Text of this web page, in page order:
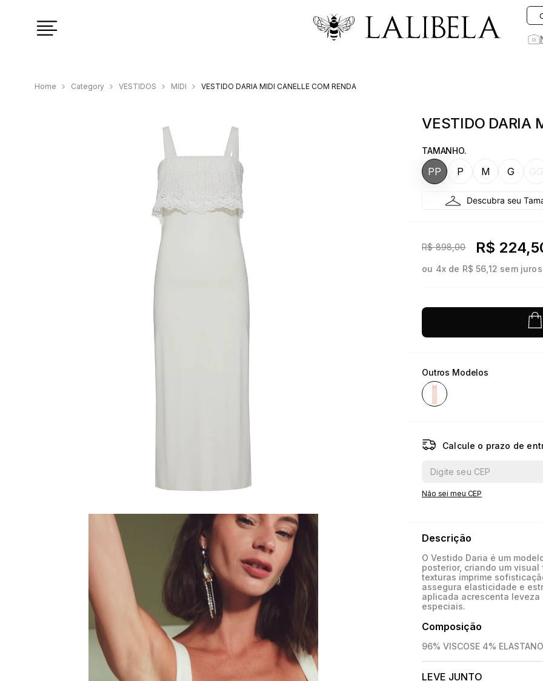
O que você está procurando hoje?
Category VESTIDOS MIDI VESTIDO DARIA MIDI CANELLE COM RENDA
VESTIDO DARIA
TAMANHO.
G
M
P
PP
R$ 898,00 R$
ou 4x de R$ 56,12 sem juros
Outros Modelos
Calcule o prazo de
Não sei meu CEP
Descrição
O Vestido Daria é um
posterior, criando um
texturas imprime
assegura elasticidade e
aplicada acrescenta
especiais.
Composição
96% VISCOSE 4% ELASTANO
LEVE JUNTO